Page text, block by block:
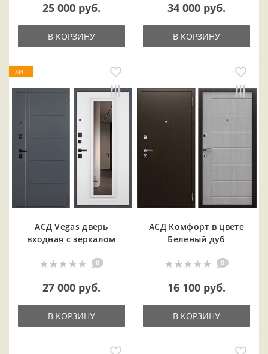
25 000 руб.
В КОРЗИНУ
34 000 руб.
В КОРЗИНУ
ХИТ
АСД Vegas дверь
входная с зеркалом
0
27 000 руб.
В КОРЗИНУ
АСД Комфорт в цвете
Беленый дуб
0
16 100 руб.
В КОРЗИНУ